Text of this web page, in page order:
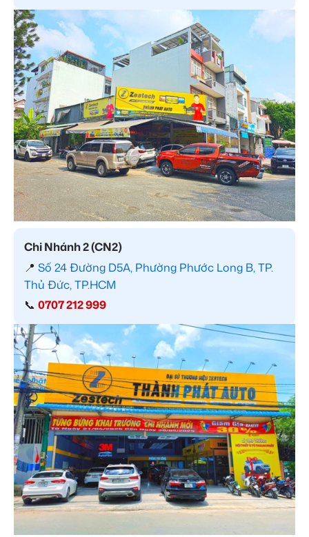
Chi Nhánh 2 (CN2)
📍 Số 24 Đường D5A, Phường Phước Long B, TP.
Thủ Đức, TP.HCM
📞 0707 212 999